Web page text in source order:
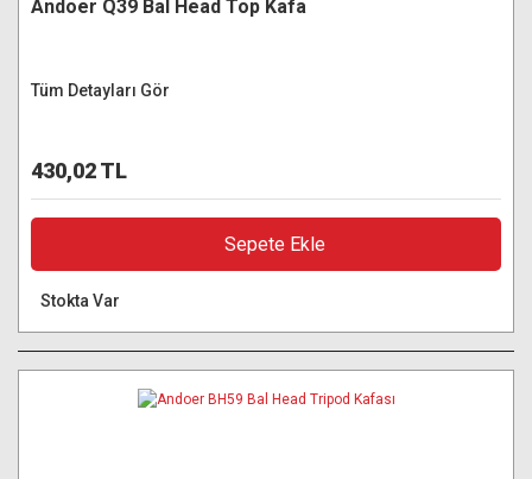
Andoer Q39 Bal Head Top Kafa
Tüm Detayları Gör
430,02 TL
Sepete Ekle
Stokta Var